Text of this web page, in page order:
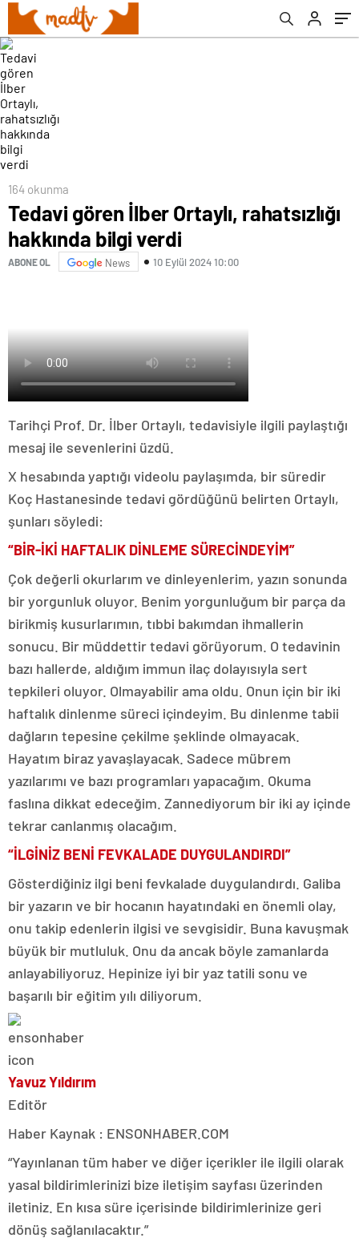
164 okunma
Tedavi gören İlber Ortaylı, rahatsızlığı
hakkında bilgi verdi
ABONE OL News 10 Eylül 2024 10:00
Tarihçi Prof. Dr. İlber Ortaylı, tedavisiyle ilgili paylaştığı
mesaj ile sevenlerini üzdü.
X hesabında yaptığı videolu paylaşımda, bir süredir
Koç Hastanesinde tedavi gördüğünü belirten Ortaylı,
şunları söyledi:
“BİR-İKİ HAFTALIK DİNLEME SÜRECİNDEYİM”
Çok değerli okurlarım ve dinleyenlerim, yazın sonunda
bir yorgunluk oluyor. Benim yorgunluğum bir parça da
birikmiş kusurlarımın, tıbbi bakımdan ihmallerin
sonucu. Bir müddettir tedavi görüyorum. O tedavinin
bazı hallerde, aldığım immun ilaç dolayısıyla sert
tepkileri oluyor. Olmayabilir ama oldu. Onun için bir iki
haftalık dinlenme süreci içindeyim. Bu dinlenme tabii
dağların tepesine çekilme şeklinde olmayacak.
Hayatım biraz yavaşlayacak. Sadece mübrem
yazılarımı ve bazı programları yapacağım. Okuma
faslına dikkat edeceğim. Zannediyorum bir iki ay içinde
tekrar canlanmış olacağım.
“İLGİNİZ BENİ FEVKALADE DUYGULANDIRDI”
Gösterdiğiniz ilgi beni fevkalade duygulandırdı. Galiba
bir yazarın ve bir hocanın hayatındaki en önemli olay,
onu takip edenlerin ilgisi ve sevgisidir. Buna kavuşmak
büyük bir mutluluk. Onu da ancak böyle zamanlarda
anlayabiliyoruz. Hepinize iyi bir yaz tatili sonu ve
başarılı bir eğitim yılı diliyorum.
Yavuz Yıldırım
Editör
Haber Kaynak : ENSONHABER.COM
“Yayınlanan tüm haber ve diğer içerikler ile ilgili olarak
yasal bildirimlerinizi bize iletişim sayfası üzerinden
iletiniz. En kısa süre içerisinde bildirimlerinize geri
dönüş sağlanılacaktır.”